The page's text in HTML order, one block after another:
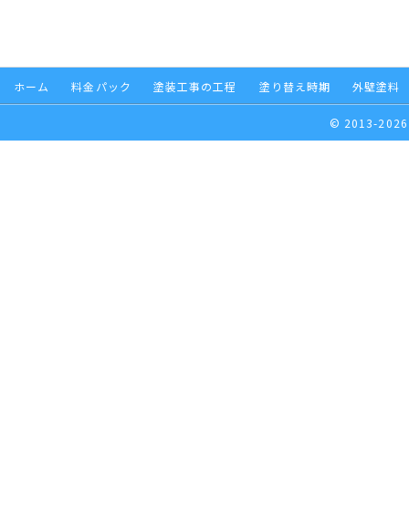
ホーム 料金パック 塗装工事の工程 塗り替え時期 外壁塗料
© 2013-2026